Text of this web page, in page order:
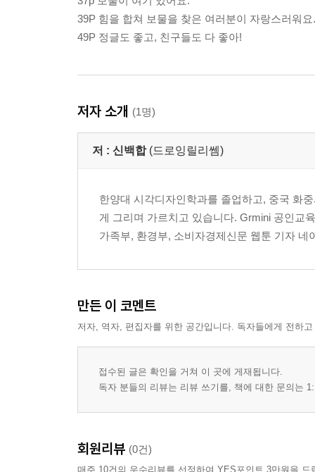
39P 힘을 합쳐 보물을 찾은 여러분이 자랑스러워요.
49P 정글도 좋고, 친구들도 다 좋아!
저자 소개 (1명)
저 : 신백합 (드로잉릴리쎔)
한양대 시각디자인학과를 졸업하고, 중국 화
게 그리며 가르치고 있습니다. Grmini 공인교
가족부, 환경부, 소비자경제신문 웹툰 기자
만든 이 코멘트
저자, 역자, 편집자를 위한 공간입니다. 독자들에게 전하
접수된 글은 확인을 거쳐 이 곳에 게재됩니다.
독자 분들의 리뷰는 리뷰 쓰기를, 책에 대한 문의는
회원리뷰 (0건)
매주 10건의 우수리뷰를 선정하여 YES포인트 3만원을 드